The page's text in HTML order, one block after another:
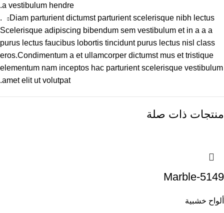
a vestibulum hendre.
Diam parturient dictumst parturient scelerisque nibh lectus.
Scelerisque adipiscing bibendum sem vestibulum et in a a a
purus lectus faucibus lobortis tincidunt purus lectus nisl class
eros.Condimentum a et ullamcorper dictumst mus et tristique
elementum nam inceptos hac parturient scelerisque vestibulum
amet elit ut volutpat.
منتجات ذات صلة
Marble-5149
ألواح خشبية